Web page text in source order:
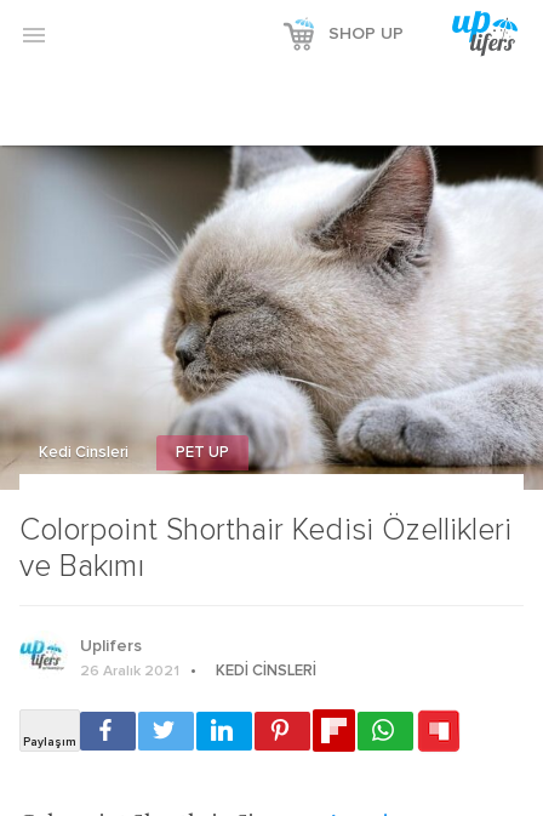
Reklamı Göster
Reklamı Gizle
 SHOP UP
Colorpoint Shorthair Kedisi Özellikleri
ve Bakımı
Kedi Cinsleri PET UP
Uplifers
26 Aralık 2021 KEDI CINSLERI